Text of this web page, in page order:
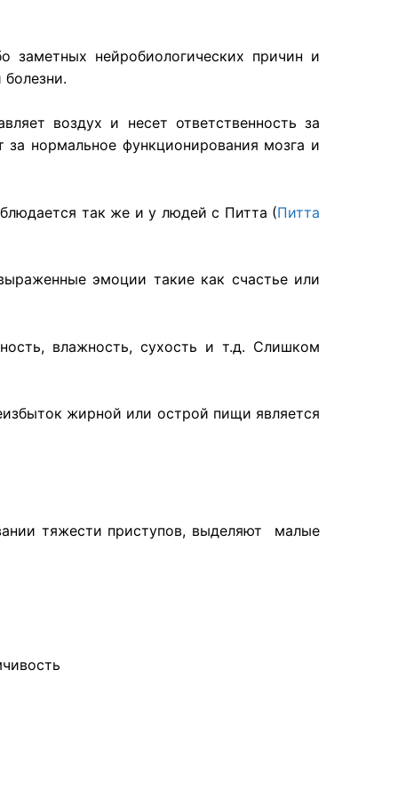
заметных нейробиологических причин и
воздух и несет ответственность за
за нормальное функционирования мозга и
так же и у людей с Питта (Питта
эмоции такие как счастье или
влажность, сухость и т.д. Слишком
жирной или острой пищи является
тяжести приступов, выделяют малые